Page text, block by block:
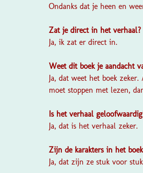
Ondanks dat je heen en
Zat je direct in het verhaal?
Ja, ik zat er direct in.
Weet dit boek je aandacht
Ja, dat weet het boek
moet stoppen met lezen,
Is het verhaal
Ja, dat is het verhaal zeker.
Zijn de karakters in het
Ja, dat zijn ze stuk voor